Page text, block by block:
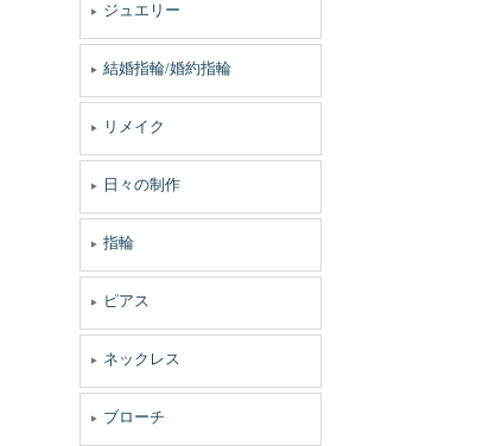
ジュエリー
結婚指輪/婚約指輪
リメイク
日々の制作
指輪
ピアス
ネックレス
ブローチ